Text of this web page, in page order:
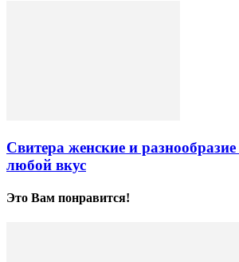
Свитера женские и
любой вкус
Это Вам понравится!